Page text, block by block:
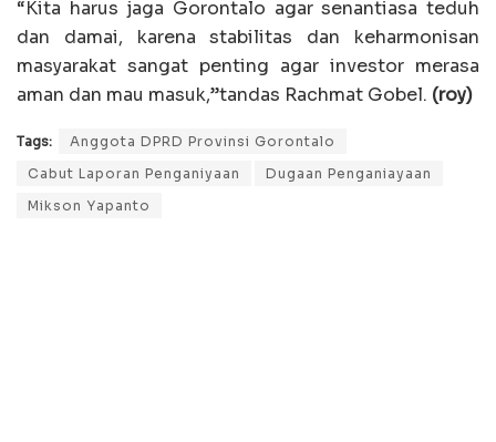
“Kita harus jaga Gorontalo agar senantiasa teduh
dan damai, karena stabilitas dan keharmonisan
masyarakat sangat penting agar investor merasa
aman dan mau masuk,”tandas Rachmat Gobel. (roy)
Tags:
Anggota DPRD Provinsi Gorontalo
Cabut Laporan Penganiyaan
Dugaan Penganiayaan
Mikson Yapanto